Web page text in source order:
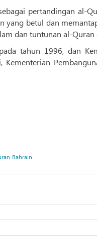
pertandingan al-
yang betul dan
dan tuntunan al-
tahun 1996, dan
Kementerian
Bahrain